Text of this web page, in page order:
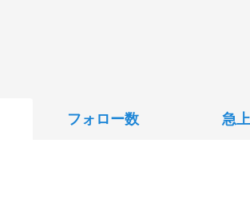
フォロー数 急